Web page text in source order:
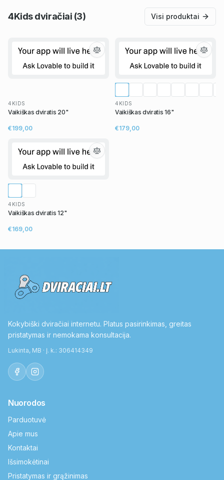
4Kidsdviračiai (3) Visi produktai
4KIDS
Vaikiškas dviratis 20"
€199,00
4KIDS
Vaikiškas dviratis 16"
€179,00
4KIDS
Vaikiškas dviratis 12"
€169,00
Kokybiški dviračiai internetu. Platus pasirinkimas, greitas
pristatymas ir nemokama konsultacija.
Lukinta, MB · Į. k.: 306414349
Nuorodos
Parduotuvė
Apie mus
Kontaktai
Išsimokėtinai
Pristatymas ir grąžinimas